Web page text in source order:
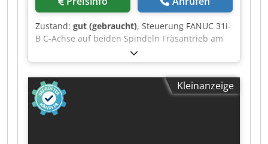
Zustand: gut (gebraucht), Steuerung FANUC 31i-
B C-Achse auf beiden Spindeln Fräsantrieb am
oberen Revolver Fräsantrieb am unteren
Revolver B-Achse am oberen Revolver +/- 91° Y-
Achse am oberen Revolver: +/- 40mm Y-Achse
am unteren Revolver: +/- 32,5mm Vergrößerte
Hauptspindel: A5 Stangendurchlass: 51 mm
Vergrößerte Gegenspindel: A5
Kleinanzeige